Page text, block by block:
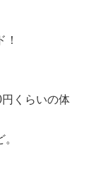
くらいの体